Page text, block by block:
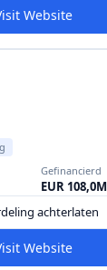
Website
Gefinancierd
EUR 108,0M
achterlaten
Website